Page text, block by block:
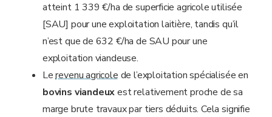
atteint 1 339 €/ha de superficie agricole utilisée
[SAU] pour une exploitation laitière, tandis qu’il
n’est que de 632 €/ha de SAU pour une
exploitation viandeuse.
Lerevenu agricole de l’exploitation spécialisée en
bovins viandeuxest relativement proche de sa
marge brute travaux par tiers déduits. Cela signifie